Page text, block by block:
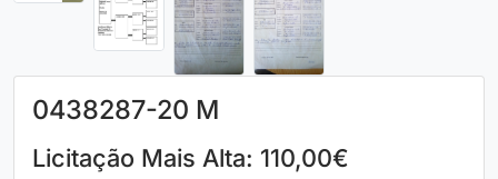
0438287-20 M
Licitação Mais Alta: 110,00€